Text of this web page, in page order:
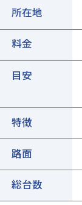
所在地
料金
目安
特徴
路面
総台数
②ページ中